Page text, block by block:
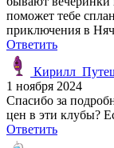
поможет тебе
приключения в
Ответить
1 ноября 2024
Спасибо за
цен в эти клубы?
Ответить